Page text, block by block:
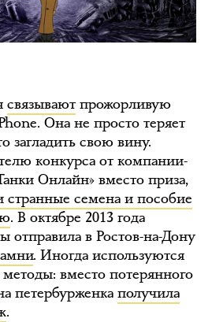
связываютпрожорливую
Она не просто теряет
загладить свою вину.
конкурса от компании-
Онлайн» вместо приза,
странные семена и пособие
. В октябре 2013 года
отправила в Ростов-на-Дону
. Иногда используются
вместо потерянного
петербурженка получила
.